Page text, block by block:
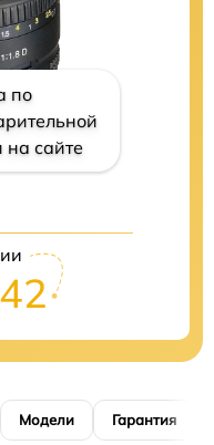
по
на сайте
Модели Гарантия